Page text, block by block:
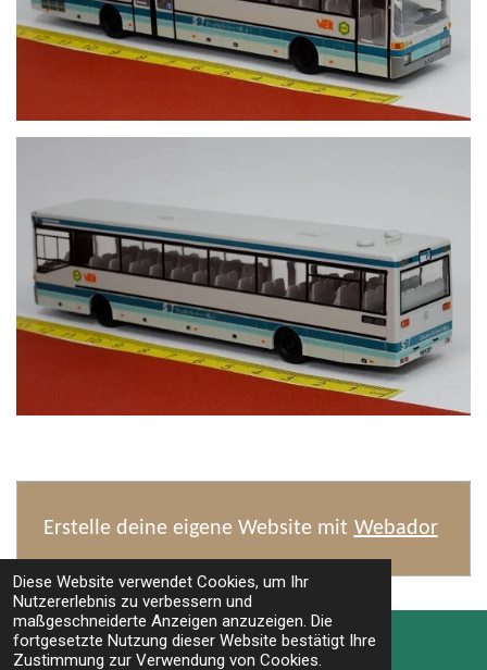
Diese Website verwendet Cookies, um Ihr
Nutzererlebnis zu verbessern und
maßgeschneiderte Anzeigen anzuzeigen. Die
fortgesetzte Nutzung dieser Website bestätigt Ihre
Zustimmung zur Verwendung von Cookies.
Erstelle deine eigene Website mit Webador
TOP